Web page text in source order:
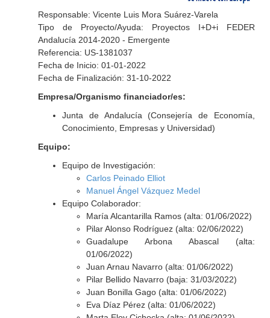
Responsable: Vicente Luis Mora Suárez-Varela
Tipo de Proyecto/Ayuda: Proyectos I+D+i FEDER
Andalucía 2014-2020 - Emergente
Referencia: US-1381037
Fecha de Inicio: 01-01-2022
Fecha de Finalización: 31-10-2022
Empresa/Organismo financiador/es:
Junta de Andalucía (Consejería de Economía,
Conocimiento, Empresas y Universidad)
Equipo:
Equipo de Investigación:
Carlos Peinado Elliot
Manuel Ángel Vázquez Medel
Equipo Colaborador:
María Alcantarilla Ramos (alta: 01/06/2022)
Pilar Alonso Rodríguez (alta: 02/06/2022)
Guadalupe Arbona Abascal (alta:
01/06/2022)
Juan Arnau Navarro (alta: 01/06/2022)
Pilar Bellido Navarro (baja: 31/03/2022)
Juan Bonilla Gago (alta: 01/06/2022)
Eva Díaz Pérez (alta: 01/06/2022)